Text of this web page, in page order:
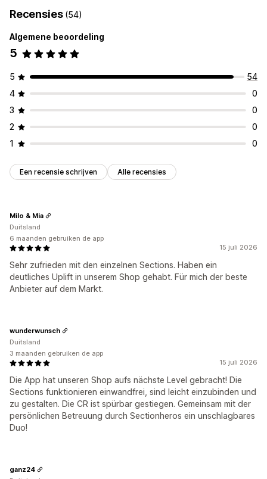
Recensies (54)
Algemene beoordeling
5
5
54
4
0
3
0
2
0
1
0
Een recensie schrijven Alle recensies
15 juli 2026
Sehr zufrieden mit den einzelnen Sections. Haben ein
deutliches Uplift in unserem Shop gehabt. Für mich der beste
Anbieter auf dem Markt.
Milo & Mia
Duitsland
6 maanden gebruiken de app
15 juli 2026
Die App hat unseren Shop aufs nächste Level gebracht! Die
Sections funktionieren einwandfrei, sind leicht einzubinden und
zu gestalten. Die CR ist spürbar gestiegen. Gemeinsam mit der
persönlichen Betreuung durch Sectionheros ein unschlagbares
Duo!
wunderwunsch
Duitsland
3 maanden gebruiken de app
ganz24